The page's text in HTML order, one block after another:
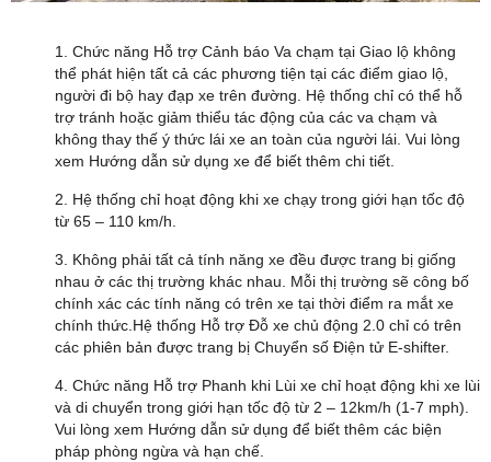
1. Chức năng Hỗ trợ Cảnh báo Va chạm tại Giao lộ không
thể phát hiện tất cả các phương tiện tại các điểm giao lộ,
người đi bộ hay đạp xe trên đường. Hệ thống chỉ có thể hỗ
trợ tránh hoặc giảm thiểu tác động của các va chạm và
không thay thế ý thức lái xe an toàn của người lái. Vui lòng
xem Hướng dẫn sử dụng xe để biết thêm chi tiết.
2. Hệ thống chỉ hoạt động khi xe chạy trong giới hạn tốc độ
từ 65 – 110 km/h.
3. Không phải tất cả tính năng xe đều được trang bị giống
nhau ở các thị trường khác nhau. Mỗi thị trường sẽ công bố
chính xác các tính năng có trên xe tại thời điểm ra mắt xe
chính thức.Hệ thống Hỗ trợ Đỗ xe chủ động 2.0 chỉ có trên
các phiên bản được trang bị Chuyển số Điện tử E-shifter.
4. Chức năng Hỗ trợ Phanh khi Lùi xe chỉ hoạt động khi xe lùi
và di chuyển trong giới hạn tốc độ từ 2 – 12km/h (1-7 mph).
Vui lòng xem Hướng dẫn sử dụng để biết thêm các biện
pháp phòng ngừa và hạn chế.